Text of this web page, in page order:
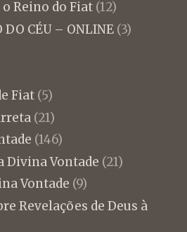
Reino do Fiat(12)
DO CÉU – ONLINE(3)
Fiat(5)
(21)
(146)
Divina Vontade (21)
Vontade (9)
Revelações de Deus à